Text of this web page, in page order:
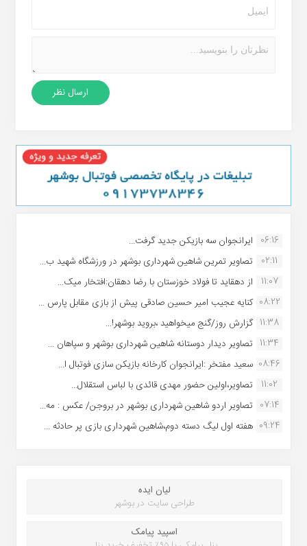
06:16 ایرانجوان سه بازیکن جدید گرفت...
02:11
تصاویر تمرین شاهین شهردارى بوشهر در ورزشگاه شهید ب...
11:07
از دهقاید تا فولاد خوزستان با رضا دهقان:افتخار میک...
08:22 کنایه عجیب امیر حسین صادقی پیش از بازی مقابل پارس ...
11:38 گزارش روز/گنج میخواهید ،بروید بوشهر!...
11:34 تصاویر دیدار دوستانه شاهین شهردارى بوشهر و سپاهان ...
08:46 سعید مفتخر :ایرانجوان کارخانه بازیکن سازی فوتبال ا...
11:02
تصاویر،اولین حضور مهدی قائدی با لباس استقلال...
07:14 تصاویر اردو شاهین شهرداری بوشهر در بروجن/ عکس : مه...
09:24 هفته اول لیگ دسته دوم،شاهین شهرداری بازی پر حادثه ...
لیان ایده
طراحی سایت در بوشهر
اسپید پیامک